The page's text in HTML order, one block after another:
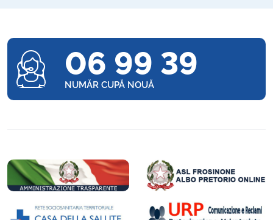
06 99 39
NUMĂR CUPĂ NOUĂ